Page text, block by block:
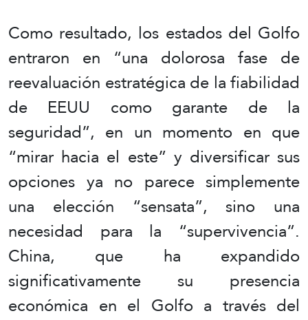
Como resultado, los estados del Golfo
entraron en “una dolorosa fase de
reevaluación estratégica de la fiabilidad
de EEUU como garante de la
seguridad”, en un momento en que
“mirar hacia el este” y diversificar sus
opciones ya no parece simplemente
una elección “sensata”, sino una
necesidad para la “supervivencia”.
China, que ha expandido
significativamente su presencia
económica en el Golfo a través del